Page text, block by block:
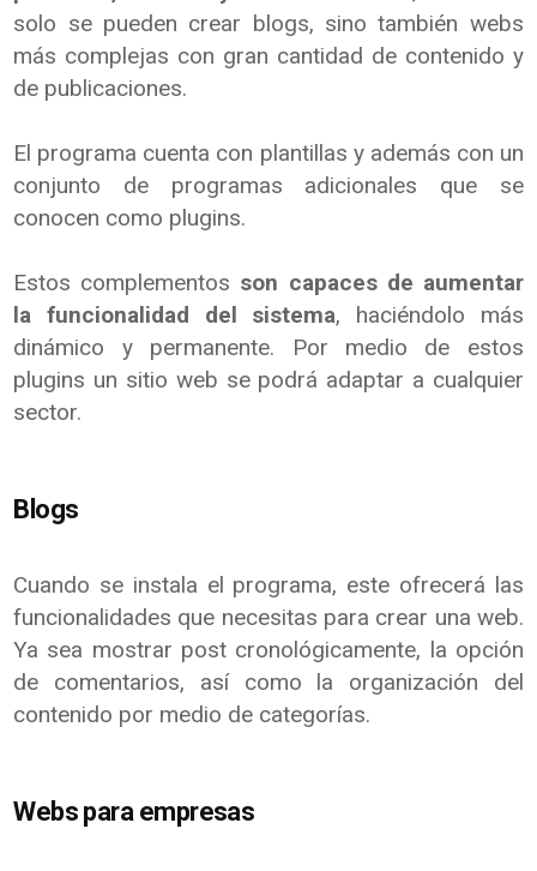
solo se pueden crear blogs, sino también webs
más complejas con gran cantidad de contenido y
de publicaciones.
El programa cuenta con plantillas y además con un
conjunto de programas adicionales que se
conocen como plugins.
Estos complementos son capaces de aumentar
la funcionalidad del sistema, haciéndolo más
dinámico y permanente. Por medio de estos
plugins un sitio web se podrá adaptar a cualquier
sector.
Blogs
Cuando se instala el programa, este ofrecerá las
funcionalidades que necesitas para crear una web.
Ya sea mostrar post cronológicamente, la opción
de comentarios, así como la organización del
contenido por medio de categorías.
Webs para empresas